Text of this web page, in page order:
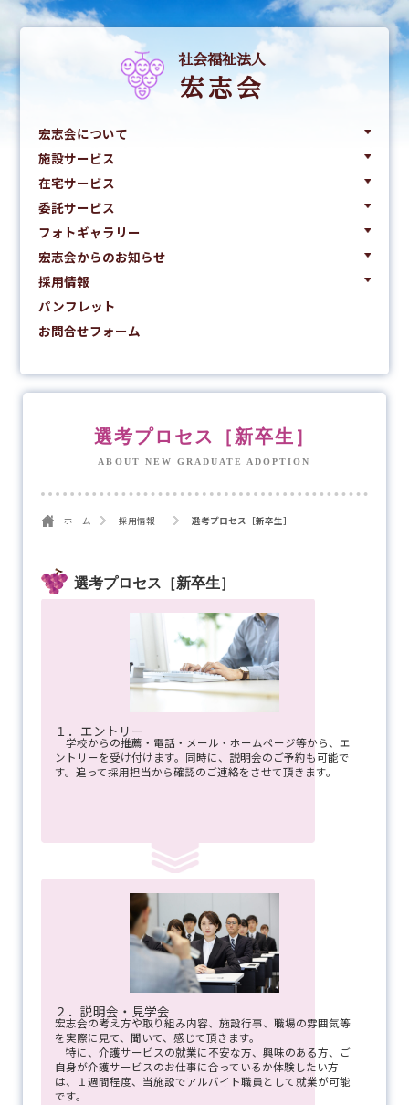
社会福祉法人
宏志会
宏志会について
施設サービス
在宅サービス
委託サービス
フォトギャラリー
宏志会からのお知らせ
採用情報
パンフレット
お問合せフォーム
選考プロセス［新卒生］
ABOUT NEW GRADUATE ADOPTION
ホーム 採用情報 選考プロセス［新卒生］
選考プロセス［新卒生］
１．エントリー
学校からの推薦・電話・メール・ホームページ等から、エ
ントリーを受け付けます。同時に、説明会のご予約も可能で
す。追って採用担当から確認のご連絡をさせて頂きます。
２．説明会・見学会
宏志会の考え方や取り組み内容、施設行事、職場の雰囲気等
を実際に見て、聞いて、感じて頂きます。
特に、介護サービスの就業に不安な方、興味のある方、ご
自身が介護サービスのお仕事に合っているか体験したい方
は、１週間程度、当施設でアルバイト職員として就業が可能
です。